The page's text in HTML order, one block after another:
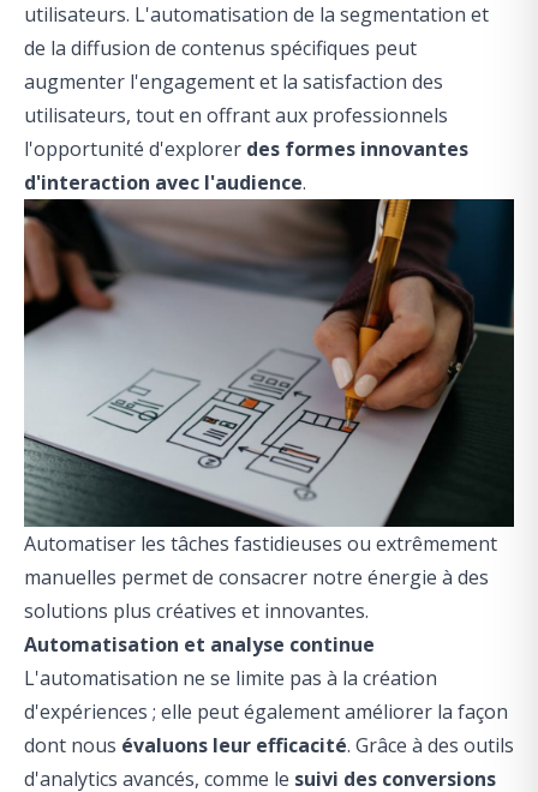
utilisateurs. L'automatisation de la segmentation et
de la diffusion de contenus spécifiques peut
augmenter l'engagement et la satisfaction des
utilisateurs, tout en offrant aux professionnels
l'opportunité d'explorer des formes innovantes
d'interaction avec l'audience.
Automatiser les tâches fastidieuses ou extrêmement
manuelles permet de consacrer notre énergie à des
solutions plus créatives et innovantes.
Automatisation et analyse continue
L'automatisation ne se limite pas à la création
d'expériences ; elle peut également améliorer la façon
dont nous évaluons leur efficacité. Grâce à des outils
d'analytics avancés, comme le suivi des conversions